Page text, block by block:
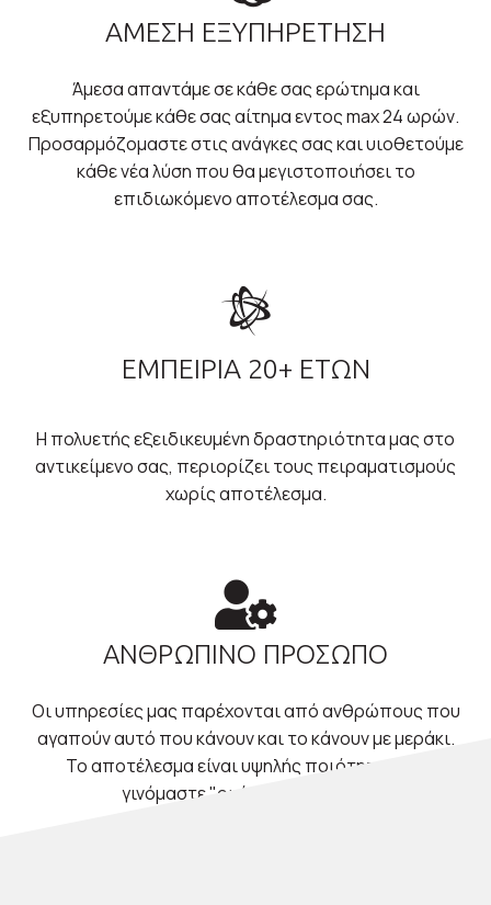
ΆΜΕΣΗ ΕΞΥΠΗΡΕΤΗΣΗ
Άμεσα απαντάμε σε κάθε σας ερώτημα και
εξυπηρετούμε κάθε σας αίτημα εντος max 24 ωρών.
Προσαρμόζομαστε στις ανάγκες σας και υιοθετούμε
κάθε νέα λύση που θα μεγιστοποιήσει το
επιδιωκόμενο αποτέλεσμα σας.
ΕΜΠΕΙΡΙΑ 20+ ΕΤΩΝ
Η πολυετής εξειδικευμένη δραστηριότητα μας στο
αντικείμενο σας, περιορίζει τους πειραματισμούς
χωρίς αποτέλεσμα.
ΑΝΘΡΩΠΙΝΟ ΠΡΟΣΩΠΟ
Οι υπηρεσίες μας παρέχονται από ανθρώπους που
αγαπούν αυτό που κάνουν και το κάνουν με μεράκι.
Το αποτέλεσμα είναι υψηλής ποιότητας και
γινόμαστε "οι άνθρωποι σας".